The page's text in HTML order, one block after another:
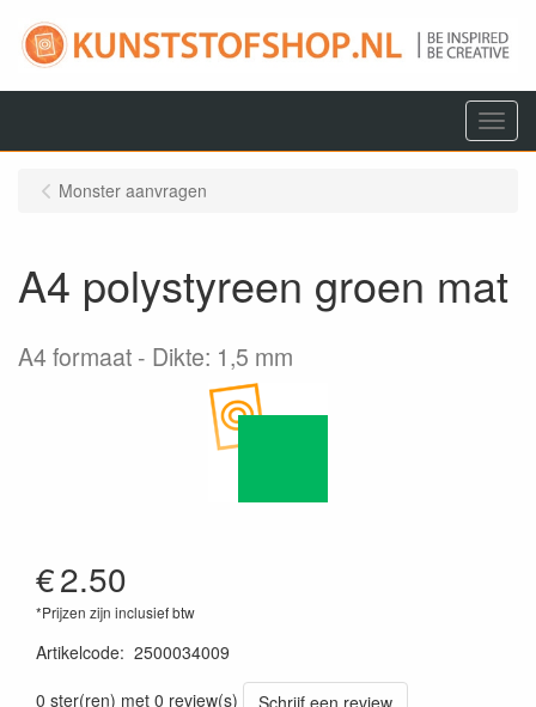
Menu
Monster aanvragen
A4 polystyreen groen mat
A4 formaat Dikte: 1,5 mm
€2.50
*Prijzen zijn inclusief btw
Artikelcode: 2500034009
0 ster(ren) met 0 review(s)
Schrijf een review